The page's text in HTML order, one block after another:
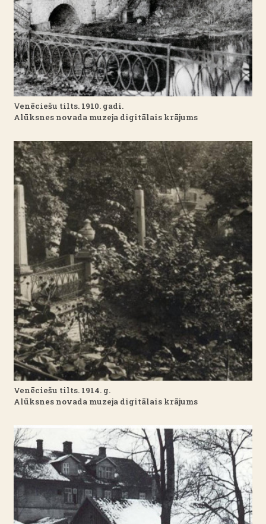
Venēciešu tilts. 1910. gadi.
Alūksnes novada muzeja digitālais krājums
Venēciešu tilts. 1914. g.
Alūksnes novada muzeja digitālais krājums